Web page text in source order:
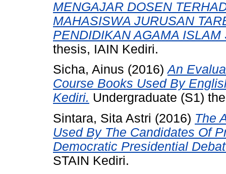
MENGAJAR DOSEN
MAHASISWA JURUSAN
PENDIDIKAN AGAMA ISLAM
thesis, IAIN Kediri.
Sicha, Ainus (2016)An
Course Books Used By
Kediri. Undergraduate (S1)
Sintara, Sita Astri (2016) The
Used By The Candidates Of
Democratic Presidential
STAIN Kediri.